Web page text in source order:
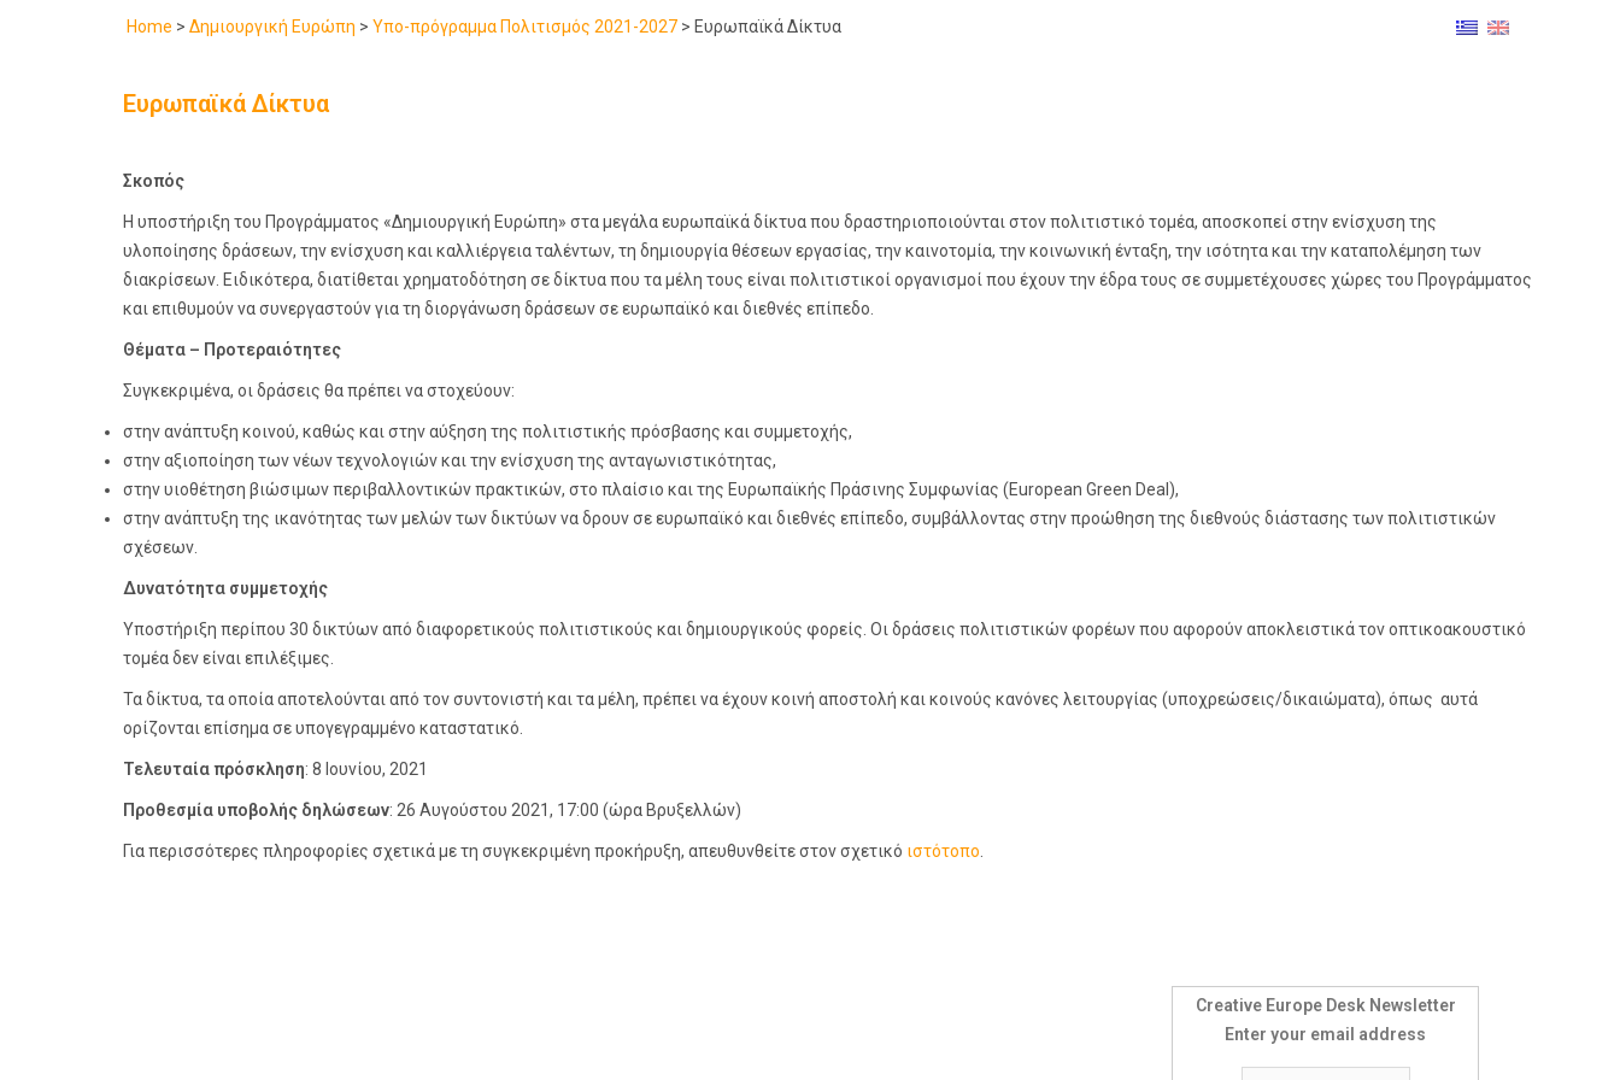
Home > Δημιουργική Ευρώπη > Υπο-πρόγραμμα Πολιτισμός 2021-2027 > Ευρωπαϊκά Δίκτυα
Ευρωπαϊκά Δίκτυα
Σκοπός
Η υποστήριξη του Προγράμματος «Δημιουργική Ευρώπη» στα μεγάλα ευρωπαϊκά δίκτυα που δραστηριοποιούνται στον πολιτιστικό τομέα, αποσκοπεί στην ενίσχυση της
υλοποίησης δράσεων, την ενίσχυση και καλλιέργεια ταλέντων, τη δημιουργία θέσεων εργασίας, την καινοτομία, την κοινωνική ένταξη, την ισότητα και την καταπολέμηση των
διακρίσεων. Ειδικότερα, διατίθεται χρηματοδότηση σε δίκτυα που τα μέλη τους είναι πολιτιστικοί οργανισμοί που έχουν την έδρα τους σε συμμετέχουσες χώρες του Προγράμματος
και επιθυμούν να συνεργαστούν για τη διοργάνωση δράσεων σε ευρωπαϊκό και διεθνές επίπεδο.
Θέματα – Προτεραιότητες
Συγκεκριμένα, οι δράσεις θα πρέπει να στοχεύουν:
στην ανάπτυξη κοινού, καθώς και στην αύξηση της πολιτιστικής πρόσβασης και συμμετοχής,
στην αξιοποίηση των νέων τεχνολογιών και την ενίσχυση της ανταγωνιστικότητας,
στην υιοθέτηση βιώσιμων περιβαλλοντικών πρακτικών, στο πλαίσιο και της Ευρωπαϊκής Πράσινης Συμφωνίας (European Green Deal),
στην ανάπτυξη της ικανότητας των μελών των δικτύων να δρουν σε ευρωπαϊκό και διεθνές επίπεδο, συμβάλλοντας στην προώθηση της διεθνούς διάστασης των πολιτιστικών
σχέσεων.
Δυνατότητα συμμετοχής
Υποστήριξη περίπου 30 δικτύων από διαφορετικούς πολιτιστικούς και δημιουργικούς φορείς. Οι δράσεις πολιτιστικών φορέων που αφορούν αποκλειστικά τον οπτικοακουστικό
τομέα δεν είναι επιλέξιμες.
Τα δίκτυα, τα οποία αποτελούνται από τον συντονιστή και τα μέλη, πρέπει να έχουν κοινή αποστολή και κοινούς κανόνες λειτουργίας (υποχρεώσεις/δικαιώματα), όπως αυτά
ορίζονται επίσημα σε υπογεγραμμένο καταστατικό.
Τελευταία πρόσκληση: 8 Ιουνίου, 2021
Προθεσμία υποβολής δηλώσεων: 26 Αυγούστου 2021, 17:00 (ώρα Βρυξελλών)
Για περισσότερες πληροφορίες σχετικά με τη συγκεκριμένη προκήρυξη, απευθυνθείτε στον σχετικό ιστότοπο
Creative Europe Desk Newsletter
Enter your email address